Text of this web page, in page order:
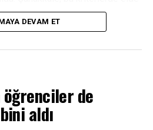
düzeyiyle A+ seviyesinde yer
DEVAM ET
öğrenciler de
aldı